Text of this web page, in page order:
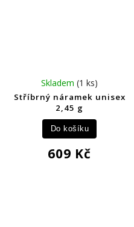
Stříbrný náramek unisex
2,45 g
Skladem(1 ks)
609 Kč
Do košíku